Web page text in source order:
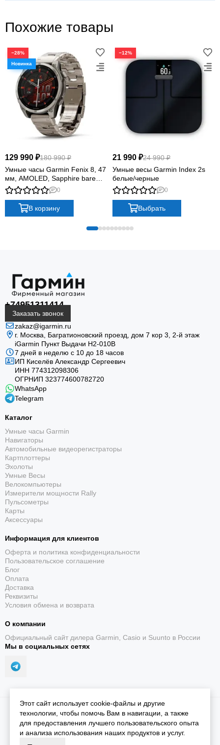
Похожие товары
−28%
129 990 ₽180 990 ₽
Умные часы Garmin Fenix 8, 47
мм, AMOLED, Sapphire bare
Titanium, graphite with titanium
band plus graphite silicone band
0
В корзину
−12%
21 990 ₽24 990 ₽
Умные весы Garmin Index 2s
белые/черные
0
Выбрать
+74951311414
Заказать звонок
zakaz@igarmin.ru
г. Москва, Багратионовский проезд, дом 7 кор 3, 2-й этаж
iGarmin Пункт Выдачи Н2-010В
7 дней в неделю с 10 до 18 часов
ИП Киселёв Александр Сергеевич
ИНН 774312098306
ОГРНИП 323774600782720
WhatsApp
Telegram
Каталог
Умные часы Garmin
Навигаторы
Автомобильные видеорегистраторы
Картплоттеры
Эхолоты
Умные Весы
Велокомпьютеры
Измерители мощности Rally
Пульсометры
Карты
Аксессуары
Информация для клиентов
Оферта и политика конфиденциальности
Пользовательское соглашение
Блог
Оплата
Доставка
Реквизиты
Условия обмена и возврата
О компании
Официальный сайт дилера Garmin, Casio и Suunto в России
Мы в социальных сетях
2026 © iGarmin.Карта сайта
Этот сайт использует cookie-файлы и другие
технологии, чтобы помочь Вам в навигации, а также
для предоставления лучшего пользовательского опыта
и анализа использования наших продуктов и услуг.